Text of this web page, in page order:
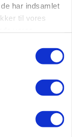
har indsamlet
til vores
notering